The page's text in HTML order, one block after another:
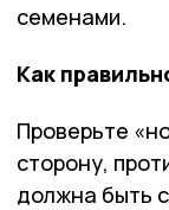
семенами.
Как
Проверьте
сторону,
должна быть